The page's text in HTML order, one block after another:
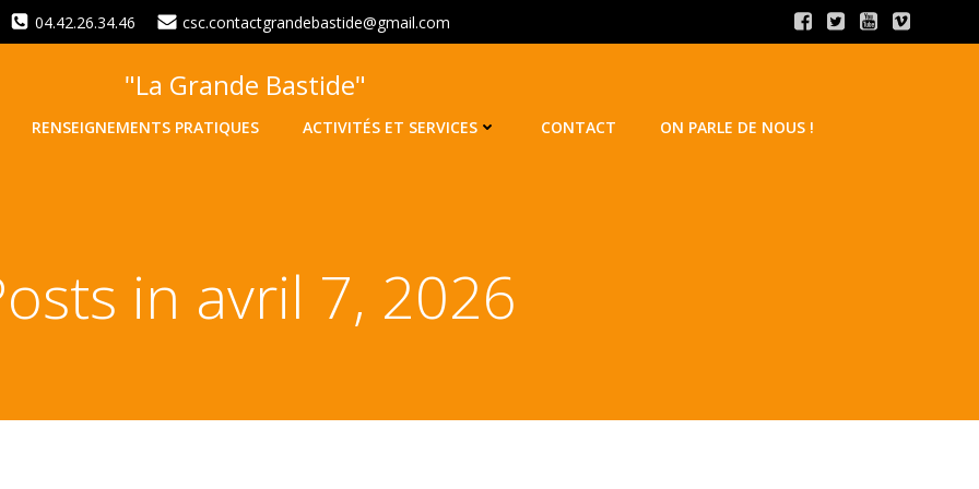
04.42.26.34.46 csc.contactgrandebastide@gmail.com
"La Grande Bastide"
RENSEIGNEMENTS PRATIQUES ACTIVITÉS ET SERVICES CONTACT ON PARLE DE NOUS !
in avril 7, 2026